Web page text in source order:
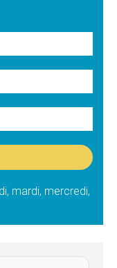
mardi, mercredi,